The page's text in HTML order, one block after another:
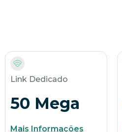
Link Dedicado
50 Mega
Mais Informações